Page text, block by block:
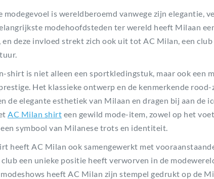
modegevoel is wereldberoemd vanwege zijn elegantie,
modehoofdsteden ter wereld heeft Milaan
en deze invloed strekt zich ook uit tot AC Milan, een
shirt is niet alleen een sportkledingstuk, maar ook een
Het klassieke ontwerp en de kenmerkende
de elegante esthetiek van Milaan en dragen bij aan de
AC Milan shirt een gewild mode-item, zowel op het
symbool van Milanese trots en identiteit.
heeft AC Milan ook samengewerkt met
een unieke positie heeft verworven in de
heeft AC Milan zijn stempel gedrukt op de